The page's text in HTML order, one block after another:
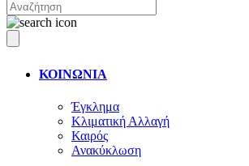
ΚΟΙΝΩΝΙΑ
Έγκλημα
Κλιματική Αλλαγή
Καιρός
Ανακύκλωση